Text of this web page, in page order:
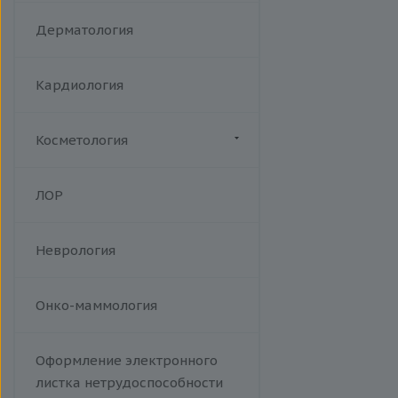
Дерматология
Кардиология
Косметология
Ботулотоксин
Лазерная эпиляция
Проведение эпиляции.
Тредлифтинг
Уходы
ЛОР
Неврология
Онко-маммология
Оформление электронного
листка нетрудоспособности